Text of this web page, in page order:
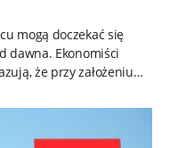
mogą doczekać się
dawna. Ekonomiści
że przy założeniu